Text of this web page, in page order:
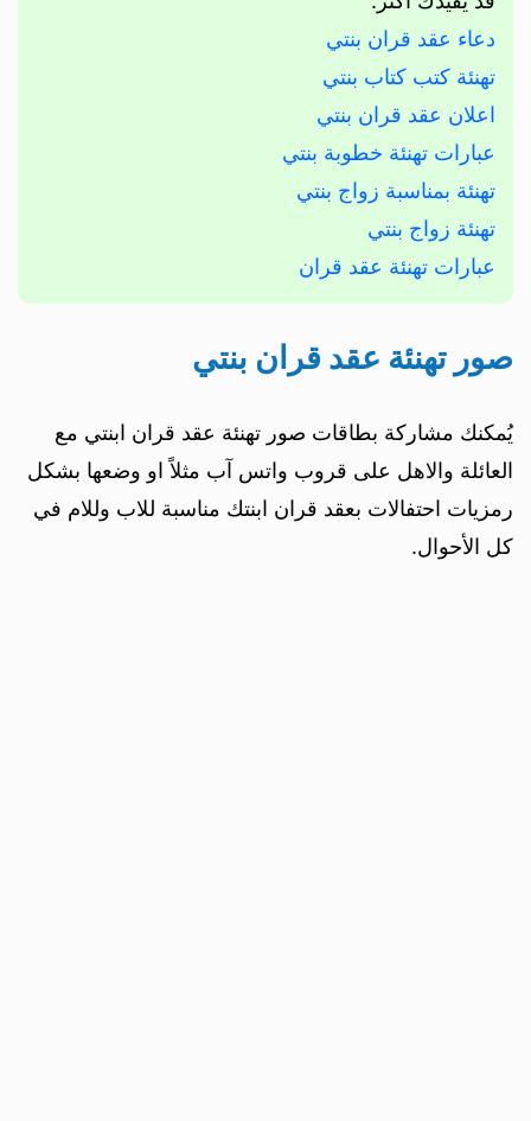
دعاء عقد قران بنتي
تهنئة كتب كتاب بنتي
اعلان عقد قران بنتي
عبارات تهنئة خطوبة بنتي
تهنئة بمناسبة زواج بنتي
تهنئة زواج بنتي
عبارات تهنئة عقد قران
صور تهنئة عقد قران بنتي
يُمكنك مشاركة بطاقات صور تهنئة عقد قران ابنتي مع
العائلة والاهل على قروب واتس آب مثلاً او وضعها بشكل
رمزيات احتفالات بعقد قران ابنتك مناسبة للاب وللام في
كل الأحوال.